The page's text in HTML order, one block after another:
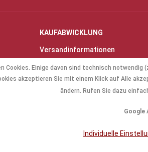
KAUFABWICKLUNG
Versandinformationen
Zahlungsarten
Widerrufsrecht
* Alle Preise inkl. gesetzl.
Cookies. Einige davon sind technisch
akzeptieren Sie mit einem Klick auf Alle
ändern. Rufen Sie dazu
Google
Individuelle